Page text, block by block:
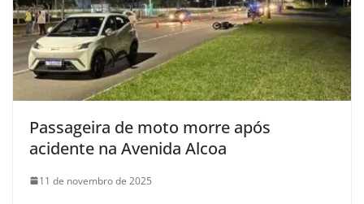
Passageira de moto morre após
acidente na Avenida Alcoa
11 de novembro de 2025